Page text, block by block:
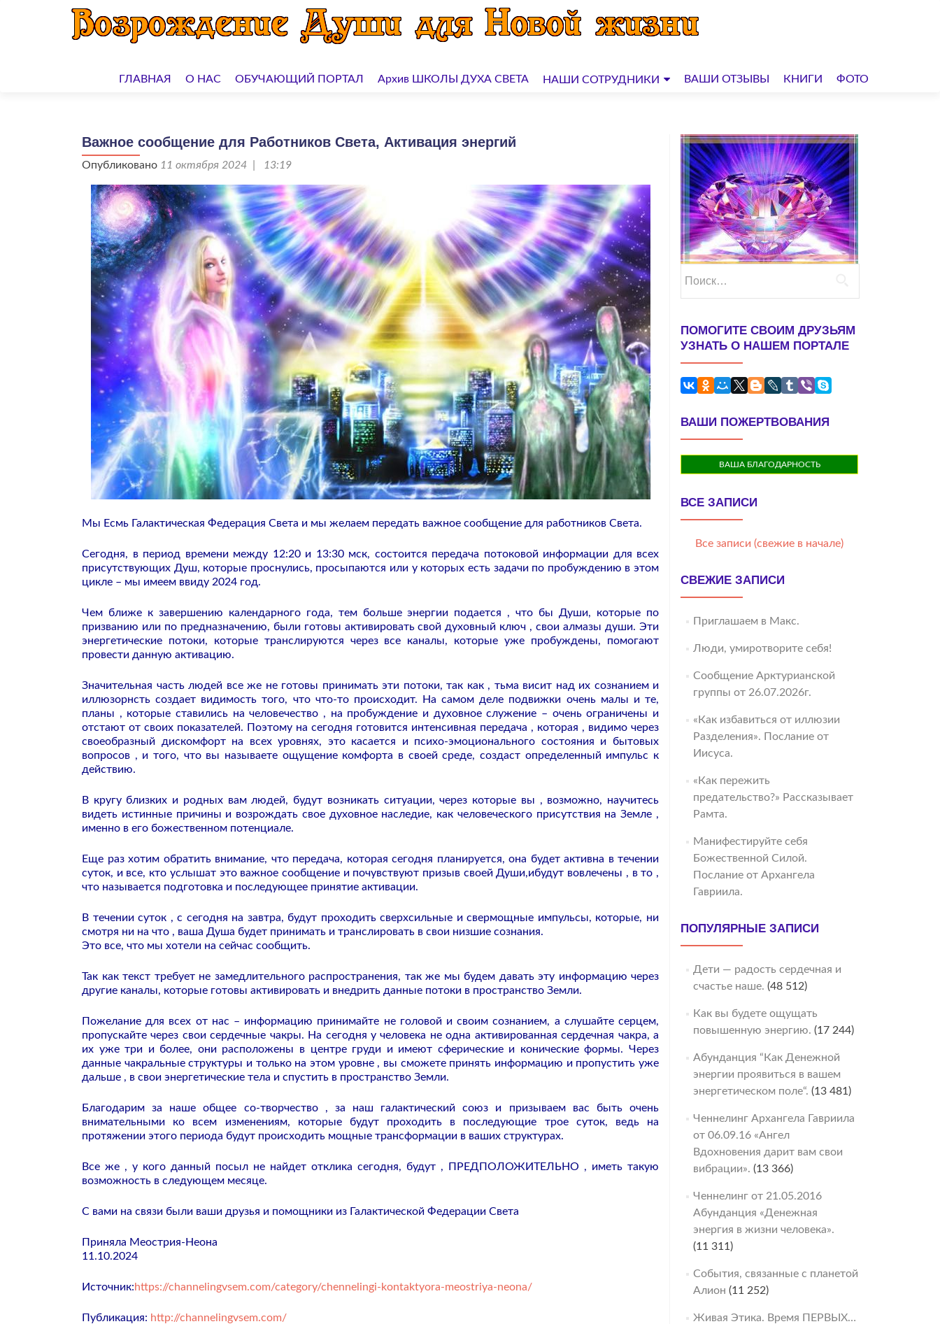
кГЛАВНАЯ О НАС ОБУЧАЮЩИЙ ПОРТАЛ Архив ШКОЛЫ ДУХА СВЕТА НАШИ СОТРУДНИКИ ВАШИ ОТЗЫВЫ КНИГИ ФОТО
Важное сообщение для Работников Света, Активация энергий
Опубликовано 11 октября 2024 | 13:19
Мы Есмь Галактическая Федерация Света и мы желаем передать важное сообщение для работников Света.
Сегодня, в период времени между 12:20 и 13:30 мск, состоится передача потоковой информации для всех
присутствующих Душ, которые проснулись, просыпаются или у которых есть задачи по пробуждению в этом
цикле – мы имеем ввиду 2024 год.
Чем ближе к завершению календарного года, тем больше энергии подается , что бы Души, которые по
призванию или по предназначению, были готовы активировать свой духовный ключ , свои алмазы души. Эти
энергетические потоки, которые транслируются через все каналы, которые уже пробуждены, помогают
провести данную активацию.
Значительная часть людей все же не готовы принимать эти потоки, так как , тьма висит над их сознанием и
иллюзорнсть создает видимость того, что что-то происходит. На самом деле подвижки очень малы и те,
планы , которые ставились на человечество , на пробуждение и духовное служение – очень ограничены и
отстают от своих показателей. Поэтому на сегодня готовится интенсивная передача , которая , видимо через
своеобразный дискомфорт на всех уровнях, это касается и психо-эмоционального состояния и бытовых
вопросов , и того, что вы называете ощущение комфорта в своей среде, создаст определенный импульс к
действию.
В кругу близких и родных вам людей, будут возникать ситуации, через которые вы , возможно, научитесь
видеть истинные причины и возрождать свое духовное наследие, как человеческого присутствия на Земле ,
именно в его божественном потенциале.
Еще раз хотим обратить внимание, что передача, которая сегодня планируется, она будет активна в течении
суток, и все, кто услышат это важное сообщение и почувствуют призыв своей Души,ибудут вовлечены , в то ,
что называется подготовка и последующее принятие активации.
В течении суток , с сегодня на завтра, будут проходить сверхсильные и свермощные импульсы, которые, ни
смотря ни на что , ваша Душа будет принимать и транслировать в свои низшие сознания.
Это все, что мы хотели на сейчас сообщить.
Так как текст требует не замедлительного распространения, так же мы будем давать эту информацию через
другие каналы, которые готовы активировать и внедрить данные потоки в пространство Земли.
Пожелание для всех от нас – информацию принимайте не головой и своим сознанием, а слушайте серцем,
пропускайте через свои сердечные чакры. На сегодня у человека не одна активированная сердечная чакра, а
их уже три и более, они расположены в центре груди и имеют сферические и конические формы. Через
данные чакральные структуры и только на этом уровне , вы сможете принять информацию и пропустить уже
дальше , в свои энергетические тела и спустить в пространство Земли.
Благодарим за наше общее со-творчество , за наш галактический союз и призываем вас быть очень
внимательными ко всем изменениям, которые будут проходить в последующие трое суток, ведь на
протяжении этого периода будут происходить мощные трансформации в ваших структурах.
Все же , у кого данный посыл не найдет отклика сегодня, будут , ПРЕДПОЛОЖИТЕЛЬНО , иметь такую
возможность в следующем месяце.
С вами на связи были ваши друзья и помощники из Галактической Федерации Света
Приняла Меострия-Неона
11.10.2024
Источник:https://channelingvsem.com/category/chennelingi-kontaktyora-meostriya-neona/
Публикация: http://channelingvsem.com/
ПОМОГИТЕ СВОИМ ДРУЗЬЯМ
УЗНАТЬ О НАШЕМ ПОРТАЛЕ
ВАШИ ПОЖЕРТВОВАНИЯ
ВАША БЛАГОДАРНОСТЬ
ВСЕ ЗАПИСИ
Все записи (свежие в начале)
СВЕЖИЕ ЗАПИСИ
Приглашаем в Макс.
Люди, умиротворите себя!
Сообщение Арктурианской
группы от 26.07.2026г.
«Как избавиться от иллюзии
Разделения». Послание от
Иисуса.
«Как пережить
предательство?» Рассказывает
Рамта.
Манифестируйте себя
Божественной Силой.
Послание от Архангела
Гавриила.
ПОПУЛЯРНЫЕ ЗАПИСИ
Дети — радость сердечная и
счастье наше. (48 512)
Как вы будете ощущать
повышенную энергию. (17 244)
Абунданция “Как Денежной
энергии проявиться в вашем
энергетическом поле“. (13 481)
Ченнелинг Архангела Гавриила
от 06.09.16 «Ангел
Вдохновения дарит вам свои
вибрации». (13 366)
Ченнелинг от 21.05.2016
Абунданция «Денежная
энергия в жизни человека».
(11 311)
События, связанные с планетой
Алион (11 252)
Живая Этика. Время ПЕРВЫХ…